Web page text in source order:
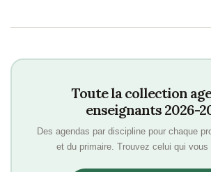
Toute la collection
enseignants 2026-
Des agendas par discipline pour chaque
et du primaire. Trouvez celui qui vous